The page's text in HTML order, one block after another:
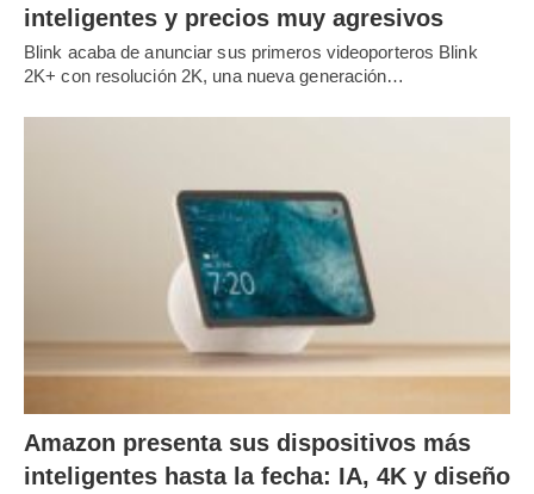
inteligentes y precios muy agresivos
Blink acaba de anunciar sus primeros videoporteros Blink
2K+ con resolución 2K, una nueva generación…
Amazon presenta sus dispositivos más
inteligentes hasta la fecha: IA, 4K y diseño